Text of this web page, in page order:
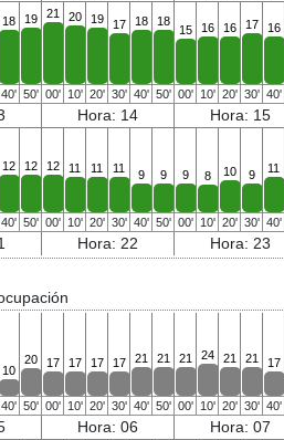
18 19 21 20 19 17 18 18
15 16 16 17 16
40' 50' 00' 10' 20' 30' 40' 50' 00' 10' 20' 30' 40'
Hora: 14 Hora: 15
12 12 12 11 11 11 9 9 9 8 10 9 11
40' 50' 00' 10' 20' 30' 40' 50' 00' 10' 20' 30' 40'
Hora: 22 Hora: 23
10
20 17 17 17 17 21 21 21 24 21 21 17
40' 50' 00' 10' 20' 30' 40' 50' 00' 10' 20' 30' 40'
Hora: 06 Hora: 07